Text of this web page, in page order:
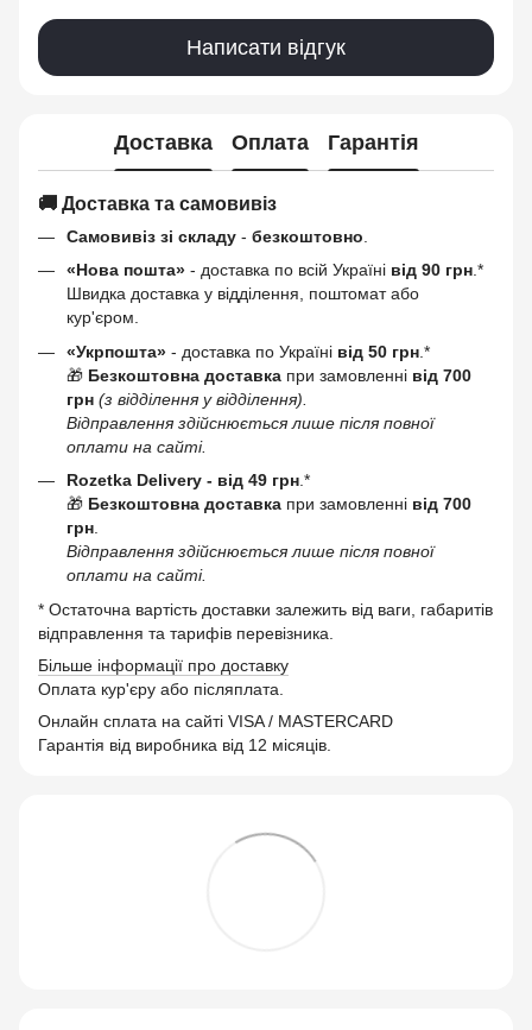
Написати відгук
Доставка Оплата Гарантія
🚚 Доставка та самовивіз
Самовивіз зі складу - безкоштовно
«Нова пошта» - доставка по всій Україні від 90 грн.*
Швидка доставка у відділення, поштомат або
кур'єром.
«Укрпошта» - доставка по Україні від 50 грн .*
🎁 Безкоштовна доставка при замовленні від 700
грн (з відділення у відділення).
Відправлення здійснюється лише після повної
оплати на сайті.
Rozetka Delivery - від 49 грн .*
🎁 Безкоштовна доставка при замовленні від 700
грн
Відправлення здійснюється лише після повної
оплати на сайті.
* Остаточна вартість доставки залежить від ваги, габаритів
відправлення та тарифів перевізника.
Більше інформації про доставку
Оплата кур'єру або післяплата.
Онлайн сплата на сайті VISA / MASTERCARD
Гарантія від виробника від 12 місяців.